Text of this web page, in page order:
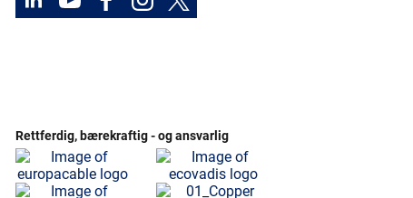
Rettferdig, bærekraftig - og ansvarlig